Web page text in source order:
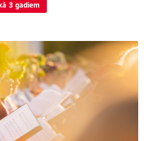
3 gadiem